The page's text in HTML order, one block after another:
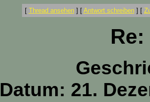
[ Thread ansehen] [ Antwort schreiben] [
Datum: 21.